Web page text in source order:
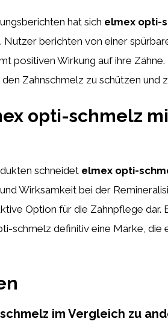
hat sich elmex opti-
berichten von einer
positiven Wirkung auf ihre
Zahnschmelz zu schützen und
opti-schmelz
schneidet elmex opti-
Wirksamkeit bei der
Option für die Zahnpflege dar.
schmelz definitiv eine Marke, die
im Vergleich zu